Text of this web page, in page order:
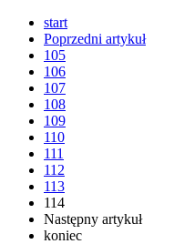
start
Poprzedni artykuł
105
106
107
108
109
110
111
112
113
114
Następny artykuł
koniec